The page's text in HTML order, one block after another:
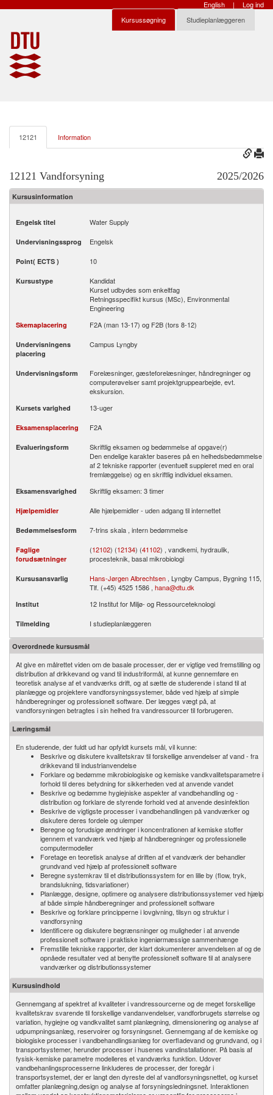
English |
Log ind
Kursussøgning
Studieplanlæggeren
12121 Information
12121 Vandforsyning 2025/2026
Kursusinformation
Engelsk titel Water Supply
Undervisningssprog Engelsk
Point( ECTS ) 10
Kursustype
Kandidat
Kurset udbydes som enkeltfag
Retningsspecifikt kursus (MSc), Environmental
Engineering
Skemaplacering F2A (man 13-17) og F2B (tors 8-12)
Undervisningens
placering
Campus Lyngby
Undervisningsform
Forelæsninger, gæsteforelæsninger, håndregninger og
computerøvelser samt projektgruppearbejde, evt.
ekskursion.
Kursets varighed 13-uger
Eksamensplacering F2A
Evalueringsform
Skriftlig eksamen og bedømmelse af opgave(r)
Den endelige karakter baseres på en helhedsbedømmelse
af 2 tekniske rapporter (eventuelt suppleret med en oral
fremlæggelse) og en skriftlig individuel eksamen.
Eksamensvarighed Skriftlig eksamen: 3 timer
Hjælpemidler Alle hjælpemidler - uden adgang til internettet
Bedømmelsesform 7-trins skala , intern bedømmelse
Faglige
forudsætninger
(12102) (12134) (41102) , vandkemi, hydraulik,
procesteknik, basal mikrobiologi
Kursusansvarlig Hans-Jørgen Albrechtsen , Lyngby Campus, Bygning 115,
Tlf. (+45) 4525 1586 , hana@dtu.dk
Institut 12 Institut for Miljø- og Ressourceteknologi
Tilmelding I studieplanlæggeren
Overordnede kursusmål
At give en målrettet viden om de basale processer, der er vigtige ved fremstilling og
distribution af drikkevand og vand til industriformål, at kunne gennemføre en
teoretisk analyse af et vandværks drift, og at sætte de studerende i stand til at
planlægge og projektere vandforsyningssystemer, både ved hjælp af simple
håndberegninger og professionelt software. Der lægges vægt på, at
vandforsyningen betragtes i sin helhed fra vandressourcer til forbrugeren.
Læringsmål
En studerende, der fuldt ud har opfyldt kursets mål, vil kunne:
Beskrive og diskutere kvalitetskrav til forskellige anvendelser af vand - fra
drikkevand til industrianvendelse
Forklare og bedømme mikrobiologiske og kemiske vandkvalitetsparametre i
forhold til deres betydning for sikkerheden ved at anvende vandet
Beskrive og bedømme hygiejniske aspekter af vandbehandling og -
distribution og forklare de styrende forhold ved at anvende desinfektion
Beskrive de vigtigste processer i vandbehandlingen på vandværker og
diskutere deres fordele og ulemper
Beregne og forudsige ændringer i koncentrationen af kemiske stoffer
igennem et vandværk ved hjælp af håndberegninger og professionelle
computermodeller
Foretage en teoretisk analyse af driften af et vandværk der behandler
grundvand ved hjælp af professionelt software
Beregne systemkrav til et distributionssystem for en lille by (flow, tryk,
brandslukning, tidsvariationer)
Planlægge, designe, optimere og analysere distributionssystemer ved hjælp
af både simple håndberegninger and professionelt software
Beskrive og forklare principperne i lovgivning, tilsyn og struktur i
vandforsyning
Identificere og diskutere begrænsninger og muligheder i at anvende
professionelt software i praktiske ingeniørmæssige sammenhænge
Fremstille tekniske rapporter, der klart dokumenterer anvendelsen af og de
opnåede resultater ved at benytte professionelt software til at analysere
vandværker og distributionssystemer
Kursusindhold
Gennemgang af spektret af kvaliteter i vandressourcerne og de meget forskellige
kvalitetskrav svarende til forskellige vandanvendelser, vandforbrugets størrelse og
variation, hygiejne og vandkvalitet samt planlægning, dimensionering og analyse af
udpumpningsanlæg, reservoirer og forsyningsnet. Gennemgang af de kemiske og
biologiske processer i vandbehandlingsanlæg for overfladevand og grundvand, og i
transportsystemer, herunder processer i husenes vandinstallationer. På basis af
fysisk-kemiske parametre modelleres et vandværks funktion. Udover
vandbehanlingsprocesserne linkluderes de processer, der foregår i
transportsystemet, der er langt den dyreste del af vandforsyningsnettet, og kurset
omfatter planlægning,design og analyse af forsyningsledningsnet. Interaktionen